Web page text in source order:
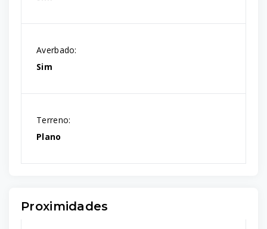
Averbado:
Sim
Terreno:
Plano
Proximidades